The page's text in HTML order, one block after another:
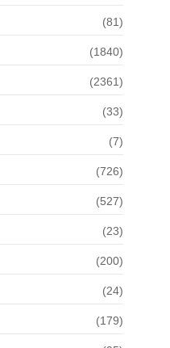
(81)
(1840)
(2361)
(33)
(7)
(726)
(527)
(23)
(200)
(24)
(179)